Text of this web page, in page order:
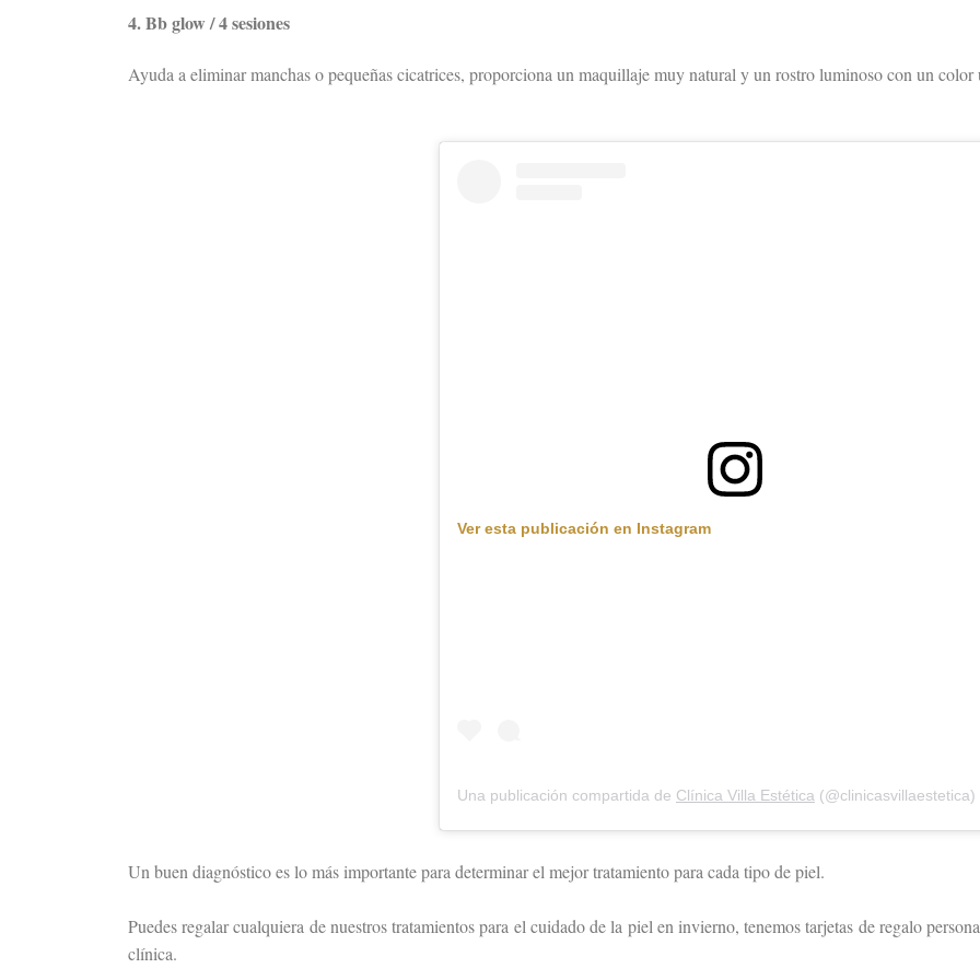
4. Bb glow / 4 sesiones
Ayuda a eliminar manchas o pequeñas cicatrices, proporciona un maquillaje muy natural y un rostro luminoso con un color
Ver esta publicación en Instagram
Una publicación compartida de Clínica Villa Estética (@clinicasvillaestetica)
Un buen diagnóstico es lo más importante para determinar el mejor tratamiento para cada tipo de piel.
Puedes regalar cualquiera de nuestros tratamientos para el cuidado de la piel en invierno, tenemos tarjetas de regalo
clínica.